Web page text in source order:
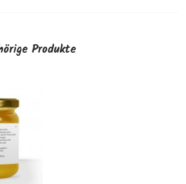
Produkte